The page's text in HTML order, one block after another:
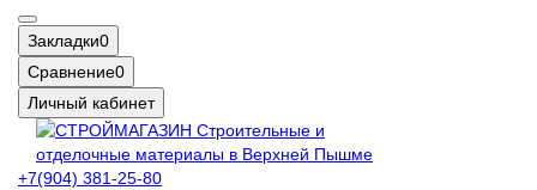
Закладки0
Сравнение0
Личный кабинет
+7(904) 381-25-80